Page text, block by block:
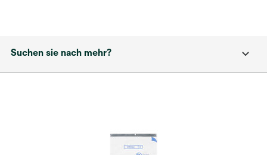
Suchen sie nach mehr?